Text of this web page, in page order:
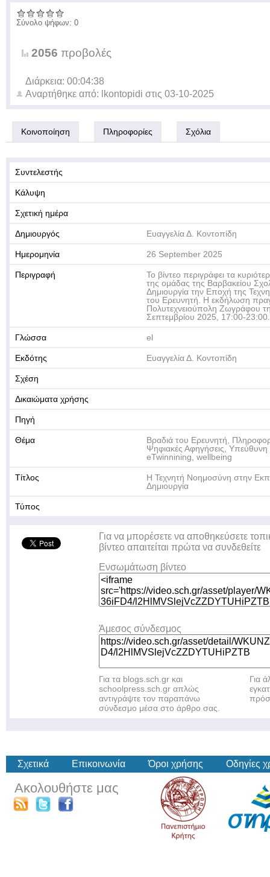
Σύνολο ψήφων: 0
2056 προβολές
Διάρκεια: 00:04:38
Αναρτήθηκε από:
lkontopidi στις 03-10-2025
Κοινοποίηση Πληροφορίες Σχόλια
Συντελεστής
Κάλυψη
Σχετική ημέρα
Δημιουργός Ευαγγελία Δ. Κοντοπίδη
Ημερομηνία 26 September 2025
Περιγραφή
Το βίντεο περιγράφει τα
της ομάδας της Βαρβακείου
Δημιουργία την Εποχή της
του Ερευνητή. Η εκδήλωση
Πολυτεχνειούπολη Ζωγράφου
Σεπτεμβρίου 2025, 17:00-23:00.
Γλώσσα el
Εκδότης Ευαγγελία Δ. Κοντοπίδη
Σχέση
Δικαιώματα χρήσης
Πηγή
Θέμα
Βραδιά του Ερευνητή,
Ψηφιακές Αφηγήσεις, Υπεύθυνη
eTwinnining, wellbeing
Τίτλος
Η Τεχνητή Νοημοσύνη στην
Δημιουργία
Τύπος
Για να μπορέσετε να αποθηκεύσετε
βίντεο απαιτείται πρώτα να συνδεθείτε
Ενσωμάτωση βίντεο
Άμεσος σύνδεσμος
Για τα blogs.sch.gr και
schoolpress.sch.gr απλώς
αντιγράψτε τον παραπάνω
σύνδεσμο μέσα στο άρθρο σας.
Για
Σχετικά Επικοινωνία Όροι χρήσης Οδηγίες
Ακολουθήστε μας